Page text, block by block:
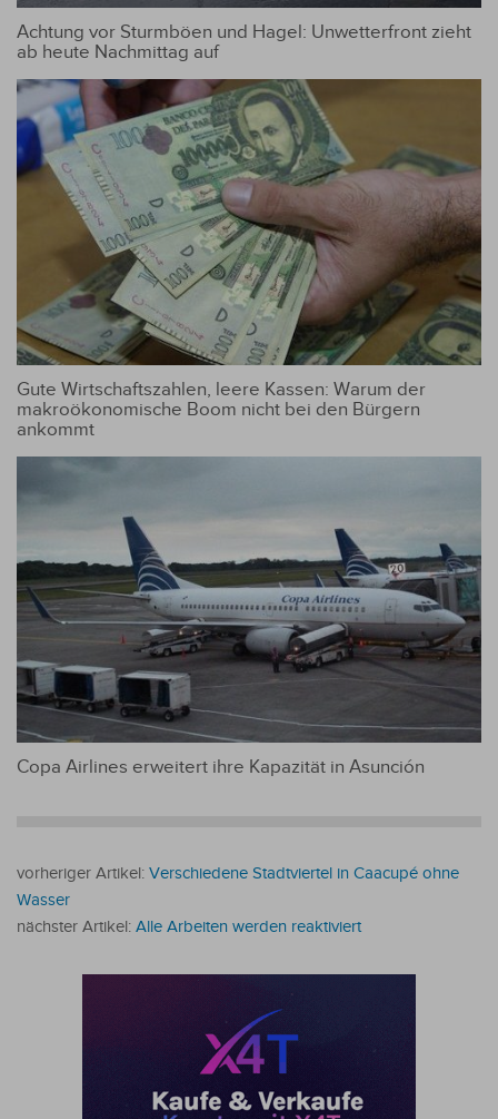
Achtung vor Sturmböen und Hagel: Unwetterfront zieht
ab heute Nachmittag auf
Gute Wirtschaftszahlen, leere Kassen: Warum der
makroökonomische Boom nicht bei den Bürgern
ankommt
Copa Airlines erweitert ihre Kapazität in Asunción
vorheriger Artikel: Verschiedene Stadtviertel in Caacupé ohne
Wasser
nächster Artikel: Alle Arbeiten werden reaktiviert